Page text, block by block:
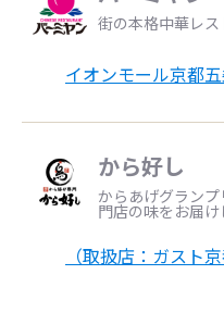
街の本格中華レス
イオンモール京都
から好し
からあげグラン
門店の味をお届け
（取扱店：ガスト